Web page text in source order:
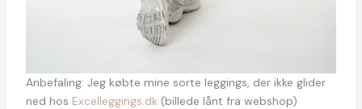
Anbefaling: Jeg købte mine sorte leggings, der ikke glider
ned hos Excelleggings.dk (billede lånt fra webshop)